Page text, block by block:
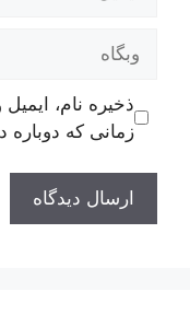
وبگاه
ذخیره نام،
زمانی که